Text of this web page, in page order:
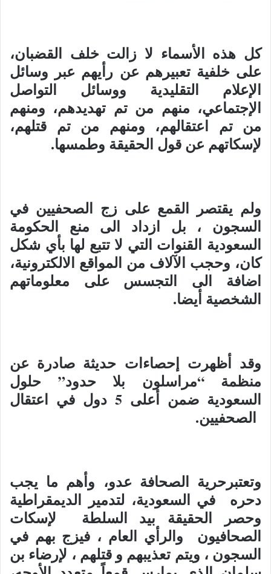
كل هذه الأسماء لا زالت خلف القضبان،
على خلفية تعبيرهم عن رأيهم عبر وسائل
الإعلام التقليدية ووسائل التواصل
الإجتماعي، منهم من تم تهديدهم، ومنهم
من تم اعتقالهم، ومنهم من تم قتلهم،
لإسكاتهم عن قول الحقيقة وطمسها.
ولم يقتصر القمع على زج الصحفيين في
السجون ، بل ازداد الى منع الحكومة
السعودية القنوات التي لا تتبع لها بأي شكل
كان، وحجب الآلاف من المواقع الالكترونية،
اضافة الى التجسس على معلوماتهم
الشخصية أيضا.
وقد أظهرت إحصاءات حديثة صادرة عن
منظمة “مراسلون بلا حدود” حلول
السعودية ضمن أعلى 5 دول في اعتقال
الصحفيين.
وتعتبرحرية الصحافة عدو، وأهم ما يجب
دحره في السعودية، لتدمير الديمقراطية
وحصر الحقيقة بيد السلطة لإسكات
الصحافيون والرأي العام ، فيزج بهم في
السجون ، ويتم تعذيبهم و قتلهم ، لإرضاء بن